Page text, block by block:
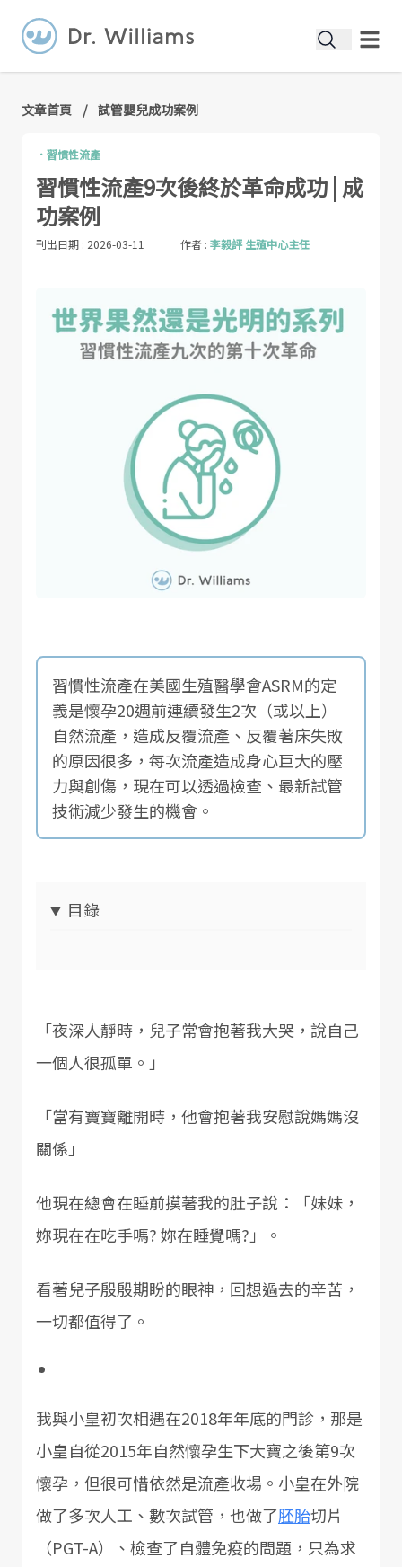
文章首頁 / 試管嬰兒成功案例
． 習慣性流產
習慣性流產9次後終於革命成功 | 成
功案例
刊出日期 : 2026-03-11 作者 : 李毅評 生殖中心主任
習慣性流產在美國生殖醫學會ASRM的定
義是懷孕20週前連續發生2次（或以上）
自然流產，造成反覆流產、反覆著床失敗
的原因很多，每次流產造成身心巨大的壓
力與創傷，現在可以透過檢查、最新試管
技術減少發生的機會。
目錄
「夜深人靜時，兒子常會抱著我大哭，說自己
一個人很孤單。」
「當有寶寶離開時，他會抱著我安慰說媽媽沒
關係」
他現在總會在睡前摸著我的肚子說：「妹妹，
妳現在在吃手嗎? 妳在睡覺嗎?」。
看著兒子殷殷期盼的眼神，回想過去的辛苦，
一切都值得了。
我與小皇初次相遇在2018年年底的門診，那是
小皇自從2015年自然懷孕生下大寶之後第9次
懷孕，但很可惜依然是流產收場。小皇在外院
做了多次人工、數次試管，也做了胚胎切片
（PGT-A）、檢查了自體免疫的問題，只為求